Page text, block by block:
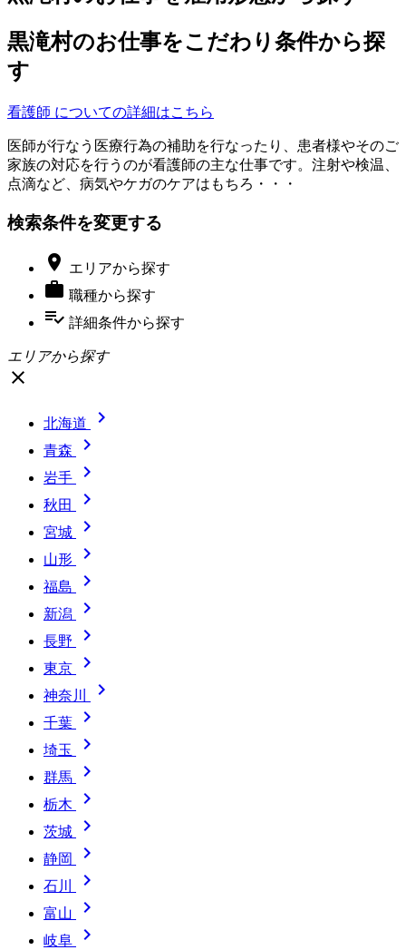
黒滝村のお仕事をこだわり条件から探
す
看護師 についての詳細はこちら
医師が行なう医療行為の補助を行なったり、患者様やそのご
家族の対応を行うのが看護師の主な仕事です。注射や検温、
点滴など、病気やケガのケアはもちろ・・・
検索条件を変更する
 エリアから探す
 職種から探す
playlist_add_check 詳細条件から探す
エリアから探す
close
北海道 
青森 
岩手 
秋田 
宮城 
山形 
福島 
新潟 
長野 
東京 
神奈川 
千葉 
埼玉 
群馬 
栃木 
茨城 
静岡 
石川 
富山 
岐阜 